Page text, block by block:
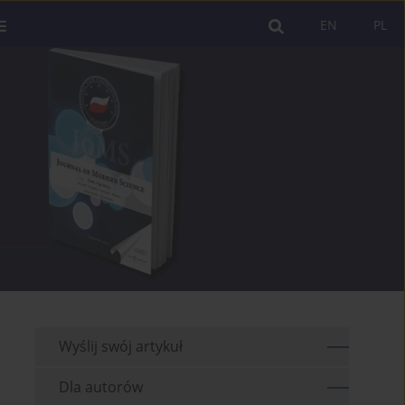
PL
EN
Wyślij swój artykuł
Dla autorów